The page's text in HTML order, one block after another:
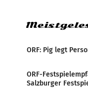
ORF: Pig legt
ORF-
Salzburger